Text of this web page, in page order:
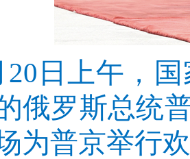
20日上午，
俄罗斯总统
为普京举行